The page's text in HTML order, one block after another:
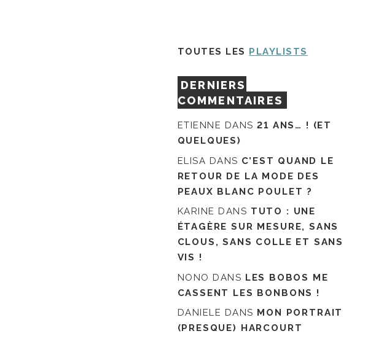
TOUTES LES PLAYLISTS
DERNIERS
COMMENTAIRES
ETIENNE DANS21 ANS… ! (ET
QUELQUES)
ELISA DANS C’EST QUAND LE
RETOUR DE LA MODE DES
PEAUX BLANC POULET ?
KARINE DANS TUTO : UNE
ÉTAGÈRE SUR MESURE, SANS
CLOUS, SANS COLLE ET SANS
VIS !
NONO DANS LES BOBOS ME
CASSENT LES BONBONS !
DANIELE DANS MON PORTRAIT
(PRESQUE) HARCOURT